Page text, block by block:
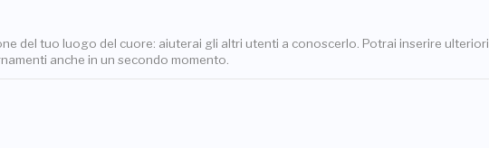
del tuo luogo del cuore: aiuterai gli altri utenti a conoscerlo. Potrai inserire ulteriori
anche in un secondo momento.